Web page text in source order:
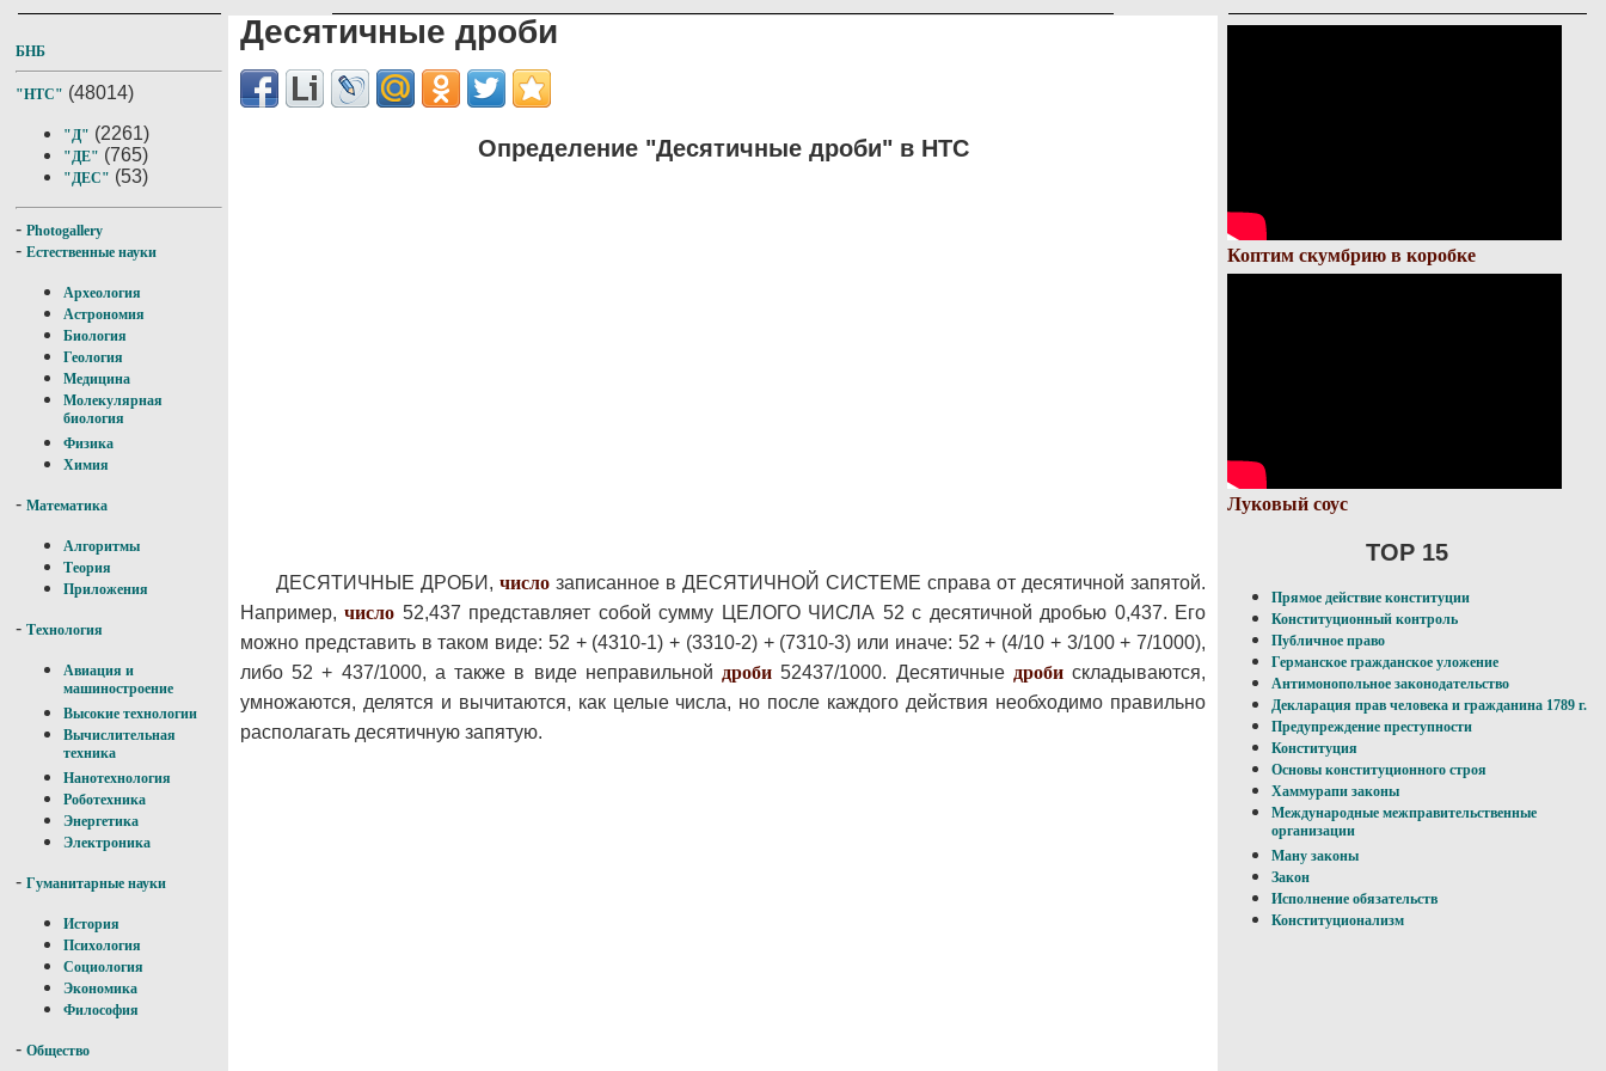
БНБ
"НТС" (48014)
"Д" (2261)
"ДЕ" (765)
"ДЕС" (53)
- Photogallery
- Естественные науки
Археология
Астрономия
Биология
Геология
Медицина
Молекулярная
биология
Физика
Химия
- Математика
Алгоритмы
Теория
Приложения
- Технология
Авиация и
машиностроение
Высокие технологии
Вычислительная
техника
Нанотехнология
Роботехника
Энергетика
Электроника
- Гуманитарные науки
История
Психология
Социология
Экономика
Философия
- Общество
Десятичные дроби
Определение "Десятичные дроби" в НТС
ДЕСЯТИЧНЫЕ ДРОБИ, число записанное в ДЕСЯТИЧНОЙ СИСТЕМЕ справа от десятичной запятой.
Например,число 52,437 представляет собой сумму ЦЕЛОГО ЧИСЛА 52 с десятичной дробью 0,437. Его
можно представить в таком виде: 52 + (4310-1) + (3310-2) + (7310-3) или иначе: 52 + (4/10 + 3/100 + 7/1000),
либо 52 + 437/1000, а также в виде неправильной дроби 52437/1000. Десятичные дробискладываются,
умножаются, делятся и вычитаются, как целые числа, но после каждого действия необходимо правильно
располагать десятичную запятую.
Коптим скумбрию в коробке
Луковый соус
TOP 15
Прямое действие конституции
Конституционный контроль
Публичное право
Германское гражданское уложение
Антимонопольное законодательство
Декларация прав человека и гражданина 1789 г.
Предупреждение преступности
Конституция
Основы конституционного строя
Хаммурапи законы
Международные межправительственные
организации
Ману законы
Закон
Исполнение обязательств
Конституционализм